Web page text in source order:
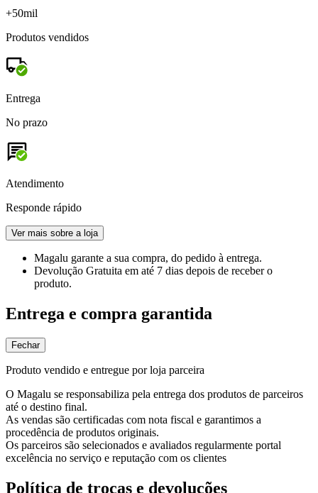
+50mil
Produtos vendidos
Entrega
No prazo
Atendimento
Responde rápido
Ver mais sobre a loja
Magalu garante a sua compra, do pedido à entrega.
Devolução Gratuita em até 7 dias depois de receber o
produto.
Entrega e compra garantida
Fechar
Produto vendido e entregue por loja parceira
O Magalu se responsabiliza pela entrega dos produtos de parceiros
até o destino final.
As vendas são certificadas com nota fiscal e garantimos a
procedência de produtos originais.
Os parceiros são selecionados e avaliados regularmente portal
excelência no serviço e reputação com os clientes
Política de trocas e devoluções